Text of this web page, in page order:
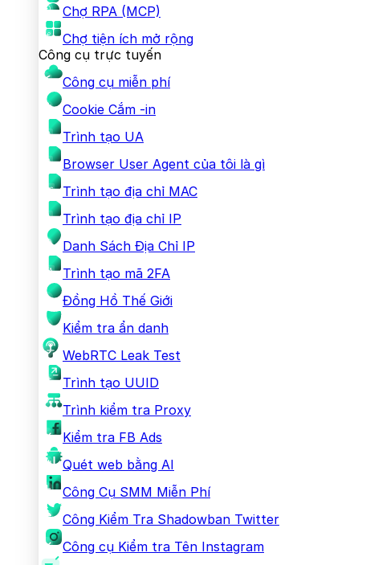
Chợ RPA (MCP)
Chợ tiện ích mở rộng
Công cụ trực tuyến
Công cụ miễn phí
Cookie Cắm -in
Trình tạo UA
Browser User Agent của tôi là gì
Trình tạo địa chỉ MAC
Trình tạo địa chỉ IP
Danh Sách Địa Chỉ IP
Trình tạo mã 2FA
Đồng Hồ Thế Giới
Kiểm tra ẩn danh
WebRTC Leak Test
Trình tạo UUID
Trình kiểm tra Proxy
Kiểm tra FB Ads
Quét web bằng AI
Công Cụ SMM Miễn Phí
Công Kiểm Tra Shadowban Twitter
Công cụ Kiểm tra Tên Instagram